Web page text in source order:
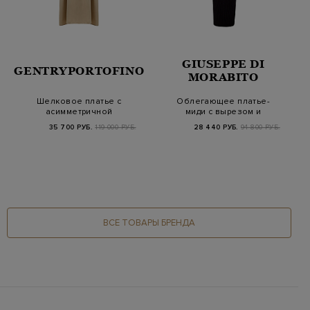
GENTRYPORTOFINO
Шелковое платье с
асимметричной
на…
35 700 РУБ. 119 000 РУБ.
GIUSEPPE DI
MORABITO
Облегающее платье-
миди с вырезом и
28 440 РУБ. 94 800 РУБ.
ВСЕ ТОВАРЫ БРЕНДА